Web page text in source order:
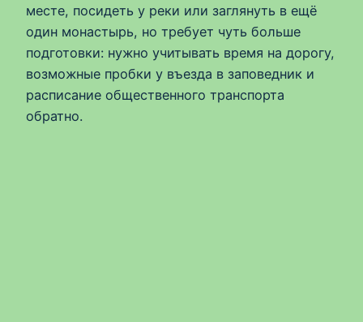
месте, посидеть у реки или заглянуть в ещё
один монастырь, но требует чуть больше
подготовки: нужно учитывать время на дорогу,
возможные пробки у въезда в заповедник и
расписание общественного транспорта
обратно.